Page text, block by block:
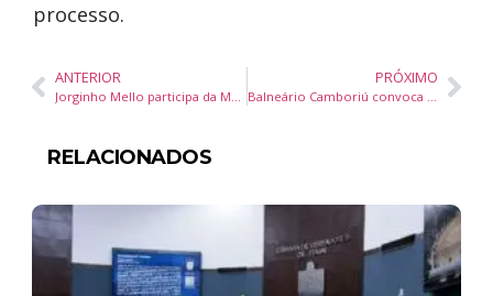
processo.
ANTERIOR
Jorginho Mello participa da Money Week em Balneário Camboriú, evento que reúne investidores e especialistas em empreendedorismo
PRÓXIMO
Balneário Camboriú convoca 66 crianças para vagas em creches pelo Programa Fila Única
RELACIONADOS